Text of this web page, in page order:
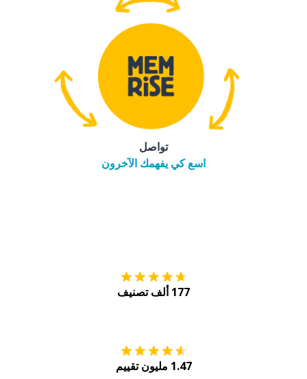
تواصل
اسع كي يفهمك الآخرون
177 ألف تصنيف
1.47 مليون تقييم